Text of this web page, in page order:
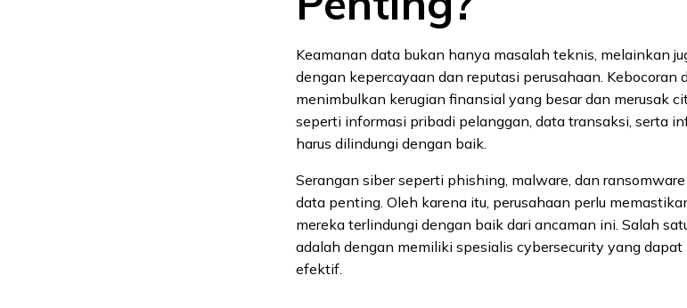
Keamanan data bukan hanya masalah teknis, melainkan
dengan kepercayaan dan reputasi perusahaan. Kebocoran
menimbulkan kerugian finansial yang besar dan merusak
seperti informasi pribadi pelanggan, data transaksi, serta
harus dilindungi dengan baik.
Serangan siber seperti phishing, malware, dan
data penting. Oleh karena itu, perusahaan perlu
mereka terlindungi dengan baik dari ancaman ini. Salah
adalah dengan memiliki spesialis cybersecurity yang
efektif.